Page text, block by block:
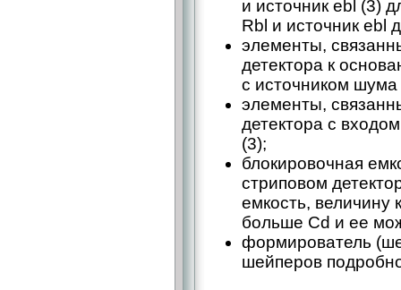
и источник ebl (3)
Rbl и источник ebl
элементы,
детектора к
с источником шума
элементы,
детектора с
(3);
блокировочная
стриповом
емкость, величину
больше Сd и ее
формирователь
шейперов